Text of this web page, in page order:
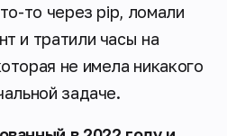
то через pip, ломали
и тратили часы на
не имела никакого
задаче.